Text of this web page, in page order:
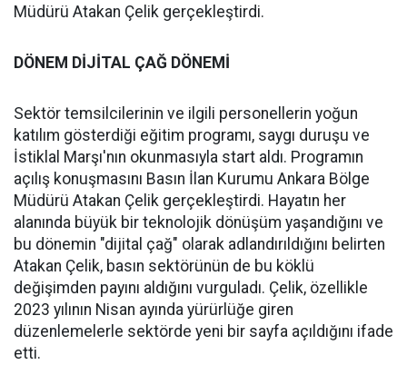
Müdürü Atakan Çelik gerçekleştirdi.
DÖNEM DİJİTAL ÇAĞ DÖNEMİ
Sektör temsilcilerinin ve ilgili personellerin yoğun
katılım gösterdiği eğitim programı, saygı duruşu ve
İstiklal Marşı'nın okunmasıyla start aldı. Programın
açılış konuşmasını Basın İlan Kurumu Ankara Bölge
Müdürü Atakan Çelik gerçekleştirdi. Hayatın her
alanında büyük bir teknolojik dönüşüm yaşandığını ve
bu dönemin "dijital çağ" olarak adlandırıldığını belirten
Atakan Çelik, basın sektörünün de bu köklü
değişimden payını aldığını vurguladı. Çelik, özellikle
2023 yılının Nisan ayında yürürlüğe giren
düzenlemelerle sektörde yeni bir sayfa açıldığını ifade
etti.